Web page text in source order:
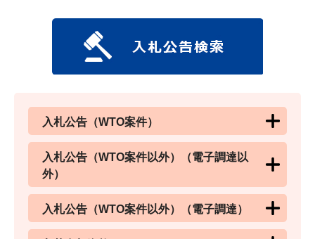
入札公告（WTO案件）
入札公告（WTO案件以外）（電子調達以
外）
入札公告（WTO案件以外）（電子調達）